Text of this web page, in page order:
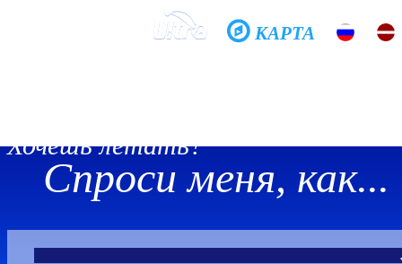
КАРТА
Хочешь летать?
Спроси меня, как...